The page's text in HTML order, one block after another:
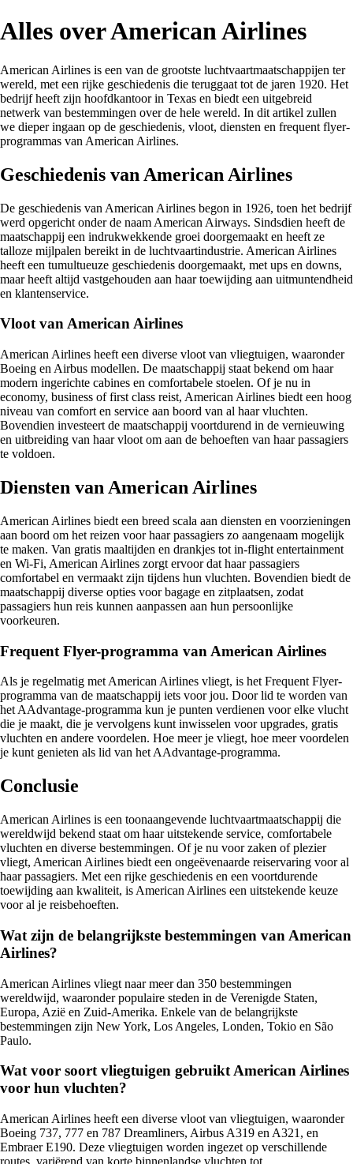
Alles over American Airlines
American Airlines is een van de grootste luchtvaartmaatschappijen ter
wereld, met een rijke geschiedenis die teruggaat tot de jaren 1920. Het
bedrijf heeft zijn hoofdkantoor in Texas en biedt een uitgebreid
netwerk van bestemmingen over de hele wereld. In dit artikel zullen
we dieper ingaan op de geschiedenis, vloot, diensten en frequent flyer-
programmas van American Airlines.
Geschiedenis van American Airlines
De geschiedenis van American Airlines begon in 1926, toen het bedrijf
werd opgericht onder de naam American Airways. Sindsdien heeft de
maatschappij een indrukwekkende groei doorgemaakt en heeft ze
talloze mijlpalen bereikt in de luchtvaartindustrie. American Airlines
heeft een tumultueuze geschiedenis doorgemaakt, met ups en downs,
maar heeft altijd vastgehouden aan haar toewijding aan uitmuntendheid
en klantenservice.
Vloot van American Airlines
American Airlines heeft een diverse vloot van vliegtuigen, waaronder
Boeing en Airbus modellen. De maatschappij staat bekend om haar
modern ingerichte cabines en comfortabele stoelen. Of je nu in
economy, business of first class reist, American Airlines biedt een hoog
niveau van comfort en service aan boord van al haar vluchten.
Bovendien investeert de maatschappij voortdurend in de vernieuwing
en uitbreiding van haar vloot om aan de behoeften van haar passagiers
te voldoen.
Diensten van American Airlines
American Airlines biedt een breed scala aan diensten en voorzieningen
aan boord om het reizen voor haar passagiers zo aangenaam mogelijk
te maken. Van gratis maaltijden en drankjes tot in-flight entertainment
en Wi-Fi, American Airlines zorgt ervoor dat haar passagiers
comfortabel en vermaakt zijn tijdens hun vluchten. Bovendien biedt de
maatschappij diverse opties voor bagage en zitplaatsen, zodat
passagiers hun reis kunnen aanpassen aan hun persoonlijke
voorkeuren.
Frequent Flyer-programma van American Airlines
Als je regelmatig met American Airlines vliegt, is het Frequent Flyer-
programma van de maatschappij iets voor jou. Door lid te worden van
het AAdvantage-programma kun je punten verdienen voor elke vlucht
die je maakt, die je vervolgens kunt inwisselen voor upgrades, gratis
vluchten en andere voordelen. Hoe meer je vliegt, hoe meer voordelen
je kunt genieten als lid van het AAdvantage-programma.
Conclusie
American Airlines is een toonaangevende luchtvaartmaatschappij die
wereldwijd bekend staat om haar uitstekende service, comfortabele
vluchten en diverse bestemmingen. Of je nu voor zaken of plezier
vliegt, American Airlines biedt een ongeëvenaarde reiservaring voor al
haar passagiers. Met een rijke geschiedenis en een voortdurende
toewijding aan kwaliteit, is American Airlines een uitstekende keuze
voor al je reisbehoeften.
Wat zijn de belangrijkste bestemmingen van American
Airlines?
American Airlines vliegt naar meer dan 350 bestemmingen
wereldwijd, waaronder populaire steden in de Verenigde Staten,
Europa, Azië en Zuid-Amerika. Enkele van de belangrijkste
bestemmingen zijn New York, Los Angeles, Londen, Tokio en São
Paulo.
Wat voor soort vliegtuigen gebruikt American Airlines
voor hun vluchten?
American Airlines heeft een diverse vloot van vliegtuigen, waaronder
Boeing 737, 777 en 787 Dreamliners, Airbus A319 en A321, en
Embraer E190. Deze vliegtuigen worden ingezet op verschillende
routes, variërend van korte binnenlandse vluchten tot